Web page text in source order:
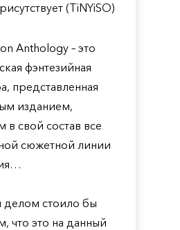
(TiNYiSO)
Anthology – это
фэнтезийная
представленная
изданием,
свой состав все
сюжетной линии
делом стоило бы
что это на данный